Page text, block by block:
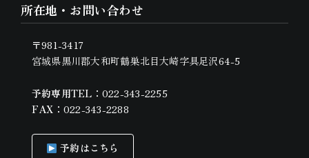
所在地・お問い合わせ
〒981-3417
宮城県黒川郡大和町鶴巣北目大崎字具足沢64-5
予約専用TEL： 022-343-2255
FAX： 022-343-2288
予約はこちら